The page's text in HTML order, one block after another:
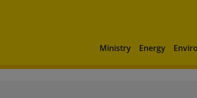
Ministry Energy